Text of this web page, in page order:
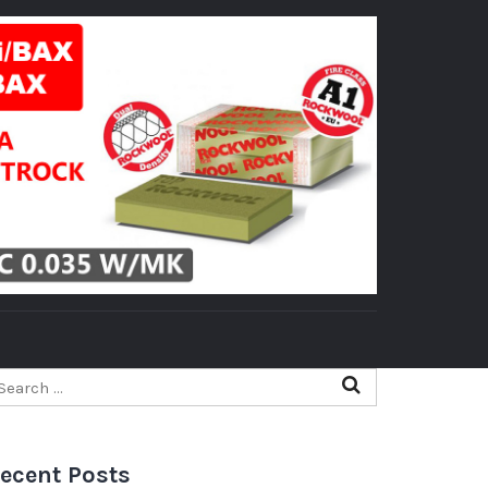
Posts